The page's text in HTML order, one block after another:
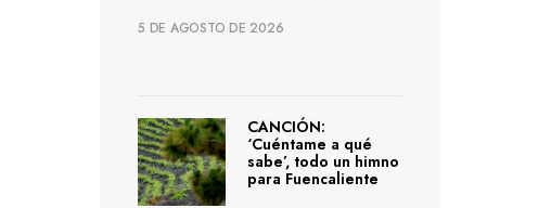
5 DE AGOSTO DE 2026
CANCIÓN:
‘Cuéntame a qué
sabe’, todo un himno
para Fuencaliente